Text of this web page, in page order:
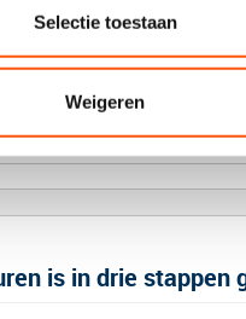
Selectie toestaan
Weigeren
verder
is in drie stappen